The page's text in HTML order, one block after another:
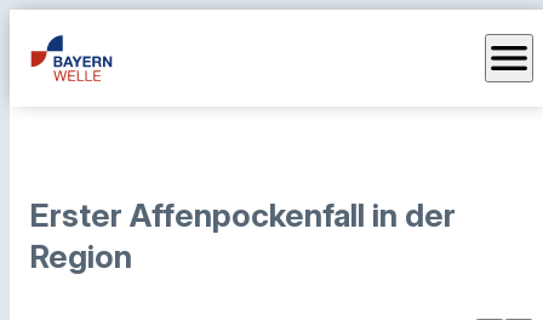
menu
Erster Affenpockenfall in der
Region